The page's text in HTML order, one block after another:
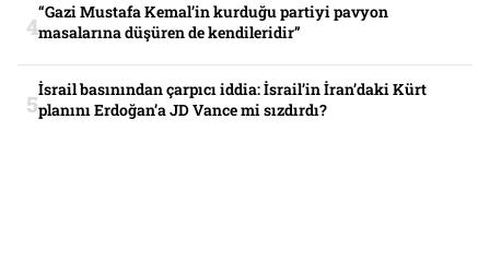
“Gazi Mustafa Kemal’in kurduğu partiyi pavyon
masalarına düşüren de kendileridir”
İsrail basınından çarpıcı iddia: İsrail’in İran’daki Kürt
planını Erdoğan’a JD Vance mi sızdırdı?